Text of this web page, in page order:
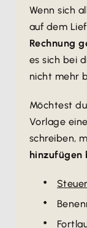
Wenn sich
auf dem
Rechnung
es sich bei
nicht mehr
Möchtest
Vorlage eine
schreiben,
hinzufügen